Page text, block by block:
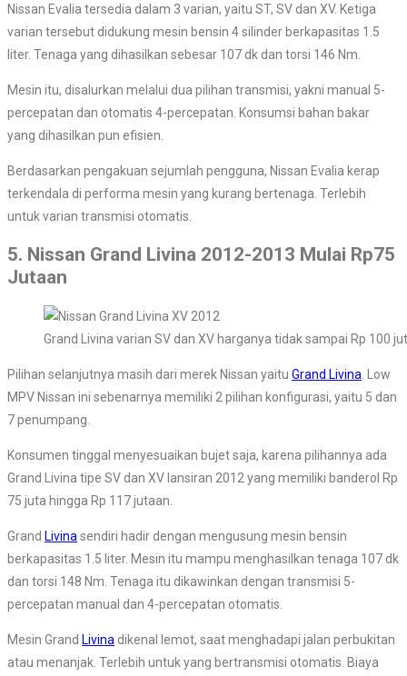
Nissan Evalia tersedia dalam 3 varian, yaitu ST, SV dan XV. Ketiga
varian tersebut didukung mesin bensin 4 silinder berkapasitas 1.5
liter. Tenaga yang dihasilkan sebesar 107 dk dan torsi 146 Nm.
Mesin itu, disalurkan melalui dua pilihan transmisi, yakni manual 5-
percepatan dan otomatis 4-percepatan. Konsumsi bahan bakar
yang dihasilkan pun efisien.
Berdasarkan pengakuan sejumlah pengguna, Nissan Evalia kerap
terkendala di performa mesin yang kurang bertenaga. Terlebih
untuk varian transmisi otomatis.
5. Nissan Grand Livina 2012-2013 Mulai Rp75
Jutaan
Grand Livina varian SV dan XV harganya tidak sampai Rp 100
Pilihan selanjutnya masih dari merek Nissan yaitu Grand Livina . Low
MPV Nissan ini sebenarnya memiliki 2 pilihan konfigurasi, yaitu 5 dan
7 penumpang.
Konsumen tinggal menyesuaikan bujet saja, karena pilihannya ada
Grand Livina tipe SV dan XV lansiran 2012 yang memiliki banderol Rp
75 juta hingga Rp 117 jutaan.
Grand Livina sendiri hadir dengan mengusung mesin bensin
berkapasitas 1.5 liter. Mesin itu mampu menghasilkan tenaga 107 dk
dan torsi 148 Nm. Tenaga itu dikawinkan dengan transmisi 5-
percepatan manual dan 4-percepatan otomatis.
Mesin Grand Livina dikenal lemot, saat menghadapi jalan perbukitan
atau menanjak. Terlebih untuk yang bertransmisi otomatis. Biaya